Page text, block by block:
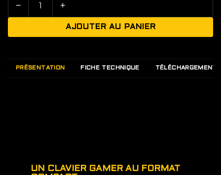
− +
AJOUTER AU PANIER
PRÉSENTATION FICHE TECHNIQUE TÉLÉCHARGEMENTS
UN CLAVIER GAMER AU FORMAT